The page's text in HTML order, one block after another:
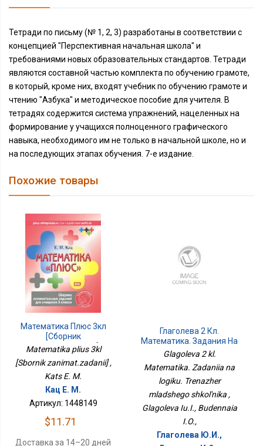
Тетради по письму (№ 1, 2, 3) разработаны в соответствии с
концепцией "Перспективная начальная школа" и
требованиями новых образовательных стандартов. Тетради
являются составной частью комплекта по обучению грамоте,
в который, кроме них, входят учебник по обучению грамоте и
чтению "Азбука" и методическое пособие для учителя. В
тетрадях содержится система упражнений, нацеленных на
формирование у учащихся полноценного графического
навыка, необходимого им не только в начальной школе, но и
на последующих этапах обучения. 7-е издание.
Похожие товары
Математика Плюс 3кл
[Сборник
Занимат.заданий]
Matematika plius 3kl
[Sbornik zanimat.zadanii] ,
Kats E. M.
Кац Е. М.
Артикул: 1448149
$11.71
Доставка за 14–20 дней
Глаголева 2 Кл.
Математика. Задания На
Логику. Тренажёр
Младшего Школьника
Glagoleva 2 kl.
Matematika. Zadaniia na
logiku. Trenazher
mladshego shkol'nika ,
Glagoleva Iu.I., Budennaia
I.O.,
Глаголева Ю.И.,